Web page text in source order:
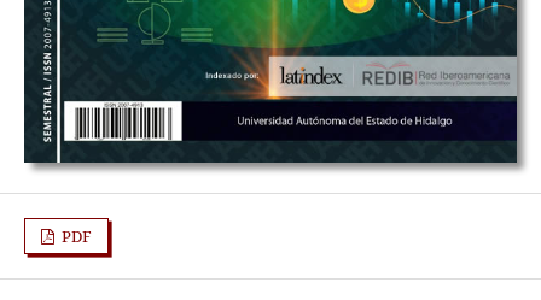
PDF